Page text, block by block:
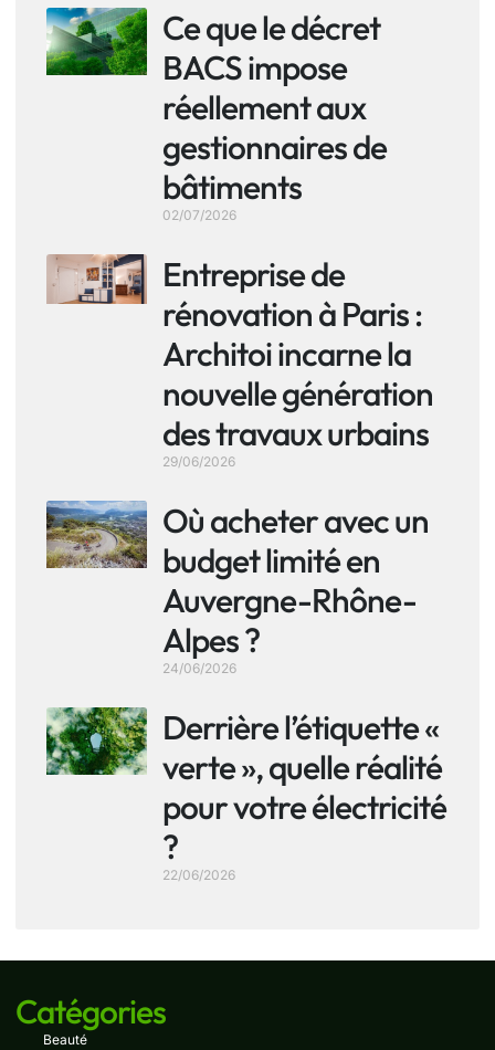
Ce que le décret
BACS impose
réellement aux
gestionnaires de
bâtiments
02/07/2026
Entreprise de
rénovation à Paris :
Architoi incarne la
nouvelle génération
des travaux urbains
29/06/2026
Où acheter avec un
budget limité en
Auvergne-Rhône-
Alpes ?
24/06/2026
Derrière l’étiquette «
verte », quelle réalité
pour votre électricité
?
22/06/2026
Catégories
Beauté